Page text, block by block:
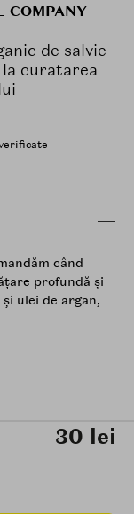
COMPANY
de salvie
curatarea
când
profundă și
ulei de argan,
30 lei